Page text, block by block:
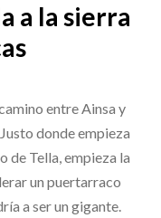
a la sierra
entre Ainsa y
donde empieza
de Tella, empieza la
un puertarraco
a ser un gigante.